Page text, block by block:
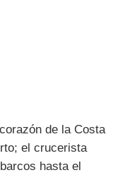
de la Costa
el crucerista
hasta el